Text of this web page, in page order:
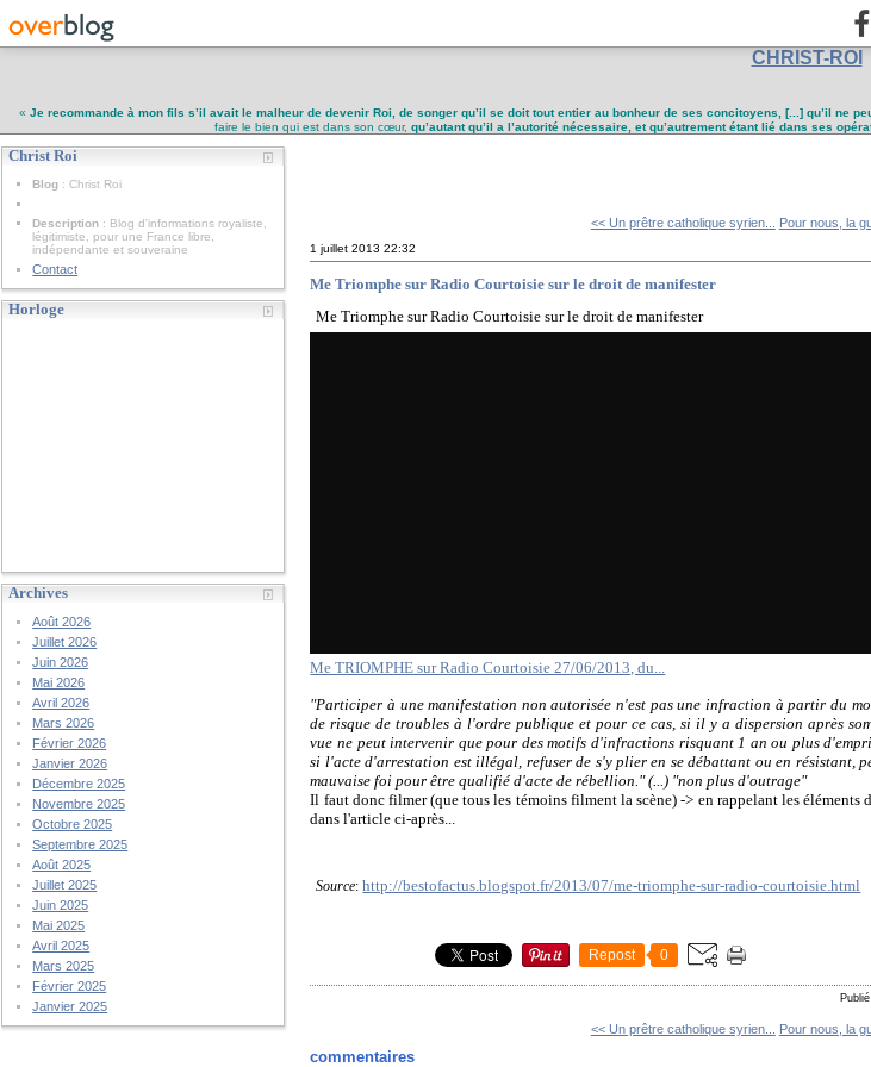
CHRIST-ROI
« Je recommande à mon fils s’il avait le malheur de devenir Roi, de songer qu’il se doit tout entier au bonheur de ses concitoyens, [...] qu’il ne
faire le bien qui est dans son cœur, qu’autant qu’il a l’autorité nécessaire, et qu’autrement étant lié dans ses
Christ Roi
Blog : Christ Roi
Description : Blog d'informations royaliste,
légitimiste, pour une France libre,
indépendante et souveraine
Contact
Horloge
Archives
Août 2026
Juillet 2026
Juin 2026
Mai 2026
Avril 2026
Mars 2026
Février 2026
Janvier 2026
Décembre 2025
Novembre 2025
Octobre 2025
Septembre 2025
Août 2025
Juillet 2025
Juin 2025
Mai 2025
Avril 2025
Mars 2025
Février 2025
Janvier 2025
<< Un prêtre catholique syrien... Pour nous, la
1 juillet 2013 22:32
Me Triomphe sur Radio Courtoisie sur le droit de manifester
Me Triomphe sur Radio Courtoisie sur le droit de manifester
Me TRIOMPHE sur Radio Courtoisie 27/06/2013, du...
"Participer à une manifestation non autorisée n'est pas une infraction à partir du
de risque de troubles à l'ordre publique et pour ce cas, si il y a dispersion après
vue ne peut intervenir que pour des motifs d'infractions risquant 1 an ou plus
si l'acte d'arrestation est illégal, refuser de s'y plier en se débattant ou en résistant,
mauvaise foi pour être qualifié d'acte de rébellion." (...) "non plus d'outrage"
Il faut donc filmer (que tous les témoins filment la scène) -> en rappelant les éléments
dans l'article ci-après...
Source:http://bestofactus.blogspot.fr/2013/07/me-triomphe-sur-radio-courtoisie.html
Repost 0
<< Un prêtre catholique syrien... Pour nous, la
commentaires